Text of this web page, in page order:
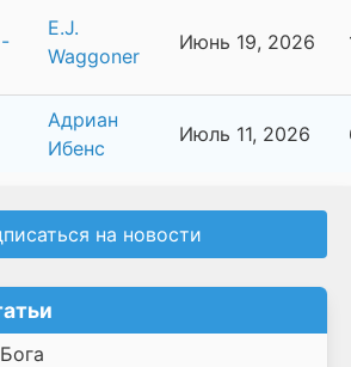
E.J.
Waggoner
Июнь 19, 2026
Адриан
Ибенс
Июль 11, 2026
на новости